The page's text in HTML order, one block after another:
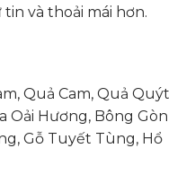
và thoải mái hơn.
Quả Cam, Quả Quýt
Oải Hương, Bông Gòn
Gỗ Tuyết Tùng, Hổ